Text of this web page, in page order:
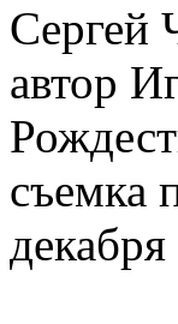
Сергей
автор
съемка